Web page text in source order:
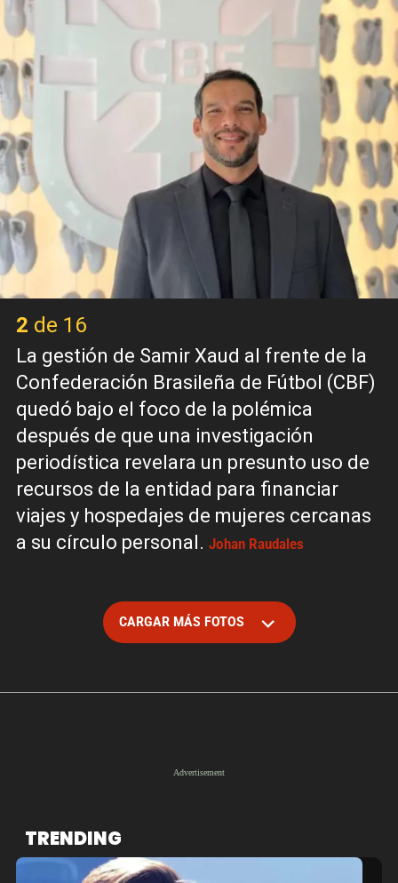
2 de 16
La gestión de Samir Xaud al frente de la
Confederación Brasileña de Fútbol (CBF)
quedó bajo el foco de la polémica
después de que una investigación
periodística revelara un presunto uso de
recursos de la entidad para financiar
viajes y hospedajes de mujeres cercanas
a su círculo personal. Johan Raudales
CARGAR MÁS FOTOS
TRENDING